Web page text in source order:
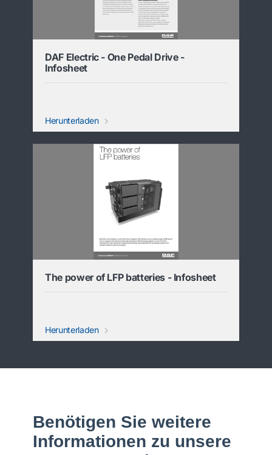
DAF Electric - One Pedal Drive -
Infosheet
Herunterladen
The power of LFP batteries - Infosheet
Herunterladen